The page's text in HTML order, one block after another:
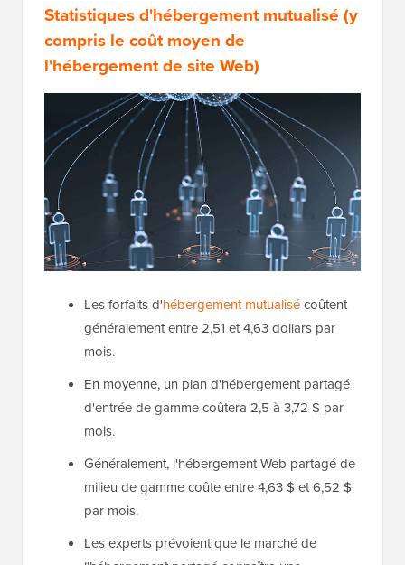
Statistiques d'hébergement mutualisé (y
compris le coût moyen de
l'hébergement de site Web)
Les forfaits d'hébergement mutualisécoûtent
généralement entre 2,51 et 4,63 dollars par
mois.
En moyenne, un plan d'hébergement partagé
d'entrée de gamme coûtera 2,5 à 3,72 $ par
mois.
Généralement, l'hébergement Web partagé de
milieu de gamme coûte entre 4,63 $ et 6,52 $
par mois.
Les experts prévoient que le marché de